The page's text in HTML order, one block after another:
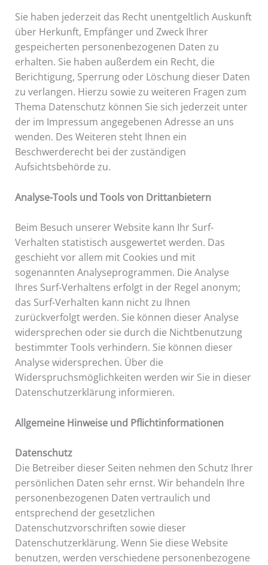
Sie haben jederzeit das Recht unentgeltlich Auskunft
über Herkunft, Empfänger und Zweck Ihrer
gespeicherten personenbezogenen Daten zu
erhalten. Sie haben außerdem ein Recht, die
Berichtigung, Sperrung oder Löschung dieser Daten
zu verlangen. Hierzu sowie zu weiteren Fragen zum
Thema Datenschutz können Sie sich jederzeit unter
der im Impressum angegebenen Adresse an uns
wenden. Des Weiteren steht Ihnen ein
Beschwerderecht bei der zuständigen
Aufsichtsbehörde zu.
Analyse-Tools und Tools von Drittanbietern
Beim Besuch unserer Website kann Ihr Surf-
Verhalten statistisch ausgewertet werden. Das
geschieht vor allem mit Cookies und mit
sogenannten Analyseprogrammen. Die Analyse
Ihres Surf-Verhaltens erfolgt in der Regel anonym;
das Surf-Verhalten kann nicht zu Ihnen
zurückverfolgt werden. Sie können dieser Analyse
widersprechen oder sie durch die Nichtbenutzung
bestimmter Tools verhindern. Sie können dieser
Analyse widersprechen. Über die
Widerspruchsmöglichkeiten werden wir Sie in dieser
Datenschutzerklärung informieren.
Allgemeine Hinweise und Pflichtinformationen
Datenschutz
Die Betreiber dieser Seiten nehmen den Schutz Ihrer
persönlichen Daten sehr ernst. Wir behandeln Ihre
personenbezogenen Daten vertraulich und
entsprechend der gesetzlichen
Datenschutzvorschriften sowie dieser
Datenschutzerklärung. Wenn Sie diese Website
benutzen, werden verschiedene personenbezogene